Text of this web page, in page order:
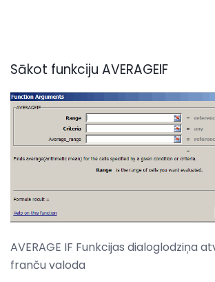
Sākot funkciju AVERAGEIF
AVERAGE IF Funkcijas dialoglodziņa
franču valoda